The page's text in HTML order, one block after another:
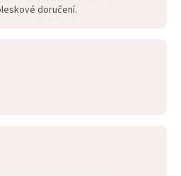
doručení.
hvězdiček.
hvězdiček.